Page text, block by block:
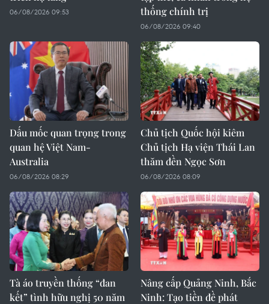
06/08/2026 09:53
thống chính trị
06/08/2026 09:40
Dấu mốc quan trọng trong
quan hệ Việt Nam-
Australia
06/08/2026 08:29
Chủ tịch Quốc hội kiêm
Chủ tịch Hạ viện Thái Lan
thăm đền Ngọc Sơn
06/08/2026 08:09
Tà áo truyền thống “đan
kết” tình hữu nghị 50 năm
Nâng cấp Quảng Ninh, Bắc
Ninh: Tạo tiền đề phát